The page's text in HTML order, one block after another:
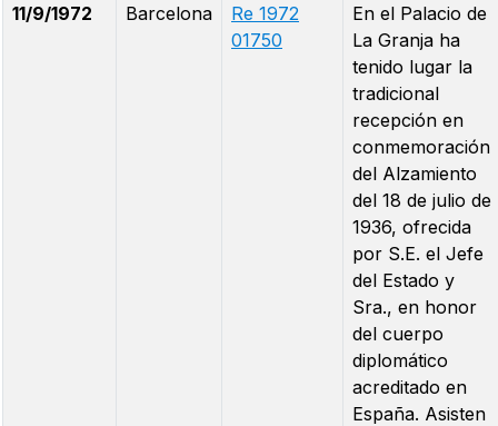
11/9/1972 Barcelona
Re 1972
01750
En el Palacio de
La Granja ha
tenido lugar la
tradicional
recepción en
conmemoración
del Alzamiento
del 18 de julio de
1936, ofrecida
por S.E. el Jefe
del Estado y
Sra., en honor
del cuerpo
diplomático
acreditado en
España. Asisten